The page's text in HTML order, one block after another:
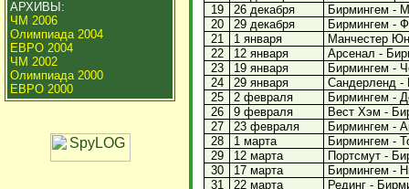
АРХИВЫ:
ЧМ 2006
Олимпиада 2004
ЕВРО 2004
ЧМ 2002
Олимпиада 2000
ЕВРО 2000
19
26 декабря
Бирмингем -
20
29 декабря
Бирмингем -
21
1 января
Манчестер
22
12 января
Арсенал -
23
19 января
Бирмингем -
24
29 января
Сандерленд -
25
2 февраля
Бирмингем -
26
9 февраля
Вест Хэм -
27
23 февраля
Бирмингем -
28
1 марта
Бирмингем -
29
12 марта
Портсмут -
30
17 марта
Бирмингем -
31
22 марта
Рединг -